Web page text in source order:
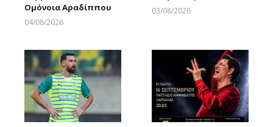
Ομόνοια Αραδίππου
04/08/2026
03/08/2026